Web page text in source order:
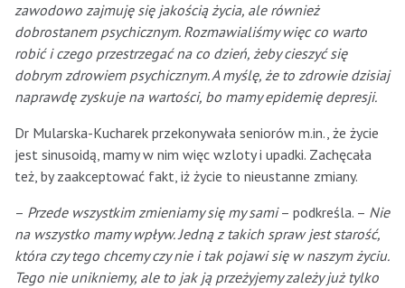
zawodowo zajmuję się jakością życia, ale również
dobrostanem psychicznym. Rozmawialiśmy więc co warto
robić i czego przestrzegać na co dzień, żeby cieszyć się
dobrym zdrowiem psychicznym. A myślę, że to zdrowie dzisiaj
naprawdę zyskuje na wartości, bo mamy epidemię depresji.
Dr Mularska-Kucharek przekonywała seniorów m.in., że życie
jest sinusoidą, mamy w nim więc wzloty i upadki. Zachęcała
też, by zaakceptować fakt, iż życie to nieustanne zmiany.
– Przede wszystkim zmieniamy się my sami– podkreśla. – Nie
na wszystko mamy wpływ. Jedną z takich spraw jest starość,
która czy tego chcemy czy nie i tak pojawi się w naszym życiu.
Tego nie unikniemy, ale to jak ją przeżyjemy zależy już tylko